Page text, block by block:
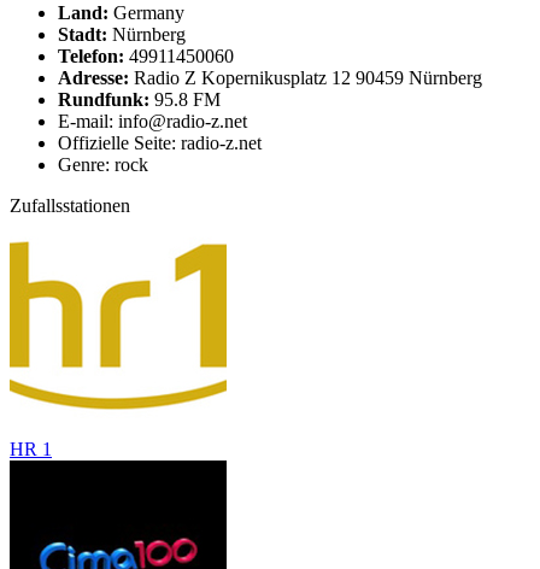
Land: Germany
Stadt: Nürnberg
Telefon: 49911450060
Adresse: Radio Z Kopernikusplatz 12 90459 Nürnberg
Rundfunk: 95.8 FM
E-mail: info@radio-z.net
Offizielle Seite: radio-z.net
Genre: rock
Zufallsstationen
HR 1